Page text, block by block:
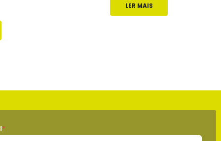
LER MAIS
*